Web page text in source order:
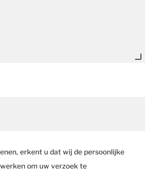
erkent u dat wij de persoonlijke
om uw verzoek te